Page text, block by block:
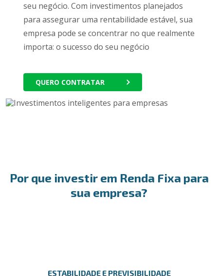
seu negócio. Com investimentos planejados
para assegurar uma rentabilidade estável, sua
empresa pode se concentrar no que realmente
importa: o sucesso do seu negócio
QUERO CONTRATAR
Por que investir em Renda Fixa para
sua empresa?
ESTABILIDADE E PREVISIBILIDADE